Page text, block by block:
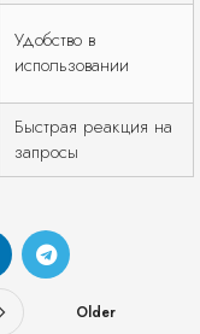
Удобство в
использовании
Быстрая реакция на
запросы
Older